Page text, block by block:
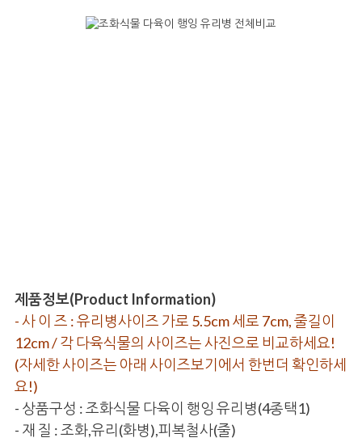
제품정보(Product Information)
- 사 이 즈 : 유리병사이즈 가로 5.5cm 세로 7cm, 줄길이
12cm / 각 다육식물의 사이즈는 사진으로 비교하세요!
(자세한 사이즈는 아래 사이즈보기에서 한번더 확인하세
요!)
- 상품구성 : 조화식물 다육이 행잉 유리병(4종택1)
- 재 질 : 조화,유리(화병),피복철사(줄)